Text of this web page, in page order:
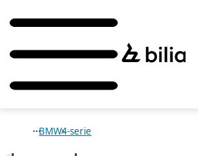
BMW4-serie